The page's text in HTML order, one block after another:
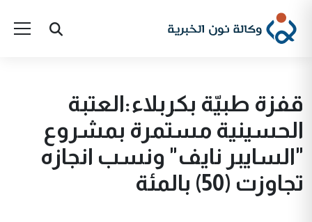
قفزة طبيّة بكربلاء:العتبة
الحسينية مستمرة بمشروع
"السايبر نايف" ونسب انجازه
تجاوزت (50) بالمئة